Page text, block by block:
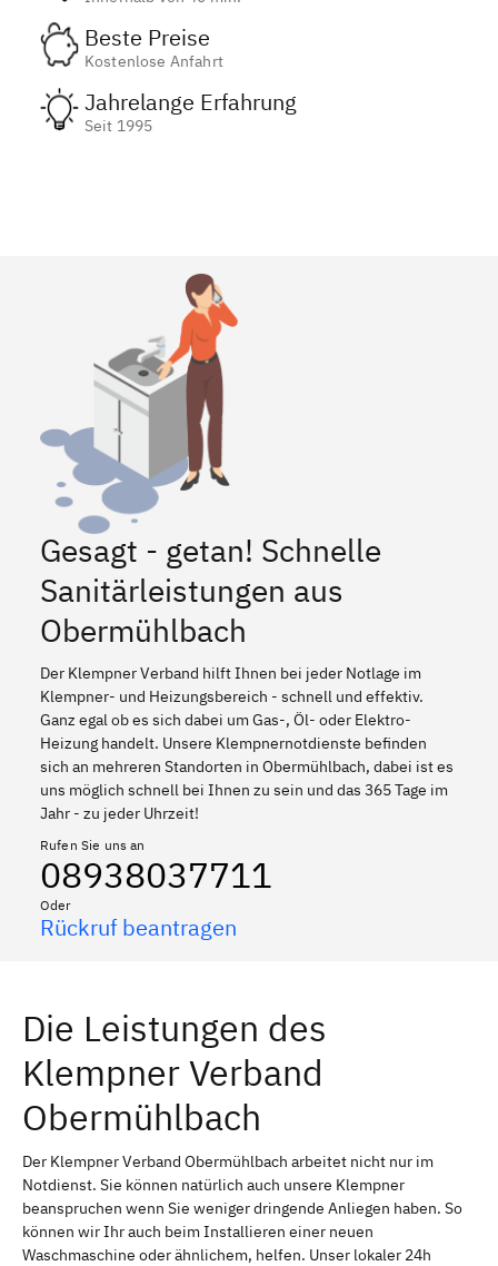
Beste Preise
Kostenlose Anfahrt
Jahrelange Erfahrung
Seit 1995
Gesagt - getan! Schnelle
Sanitärleistungen aus
Obermühlbach
Der Klempner Verband hilft Ihnen bei jeder Notlage im
Klempner- und Heizungsbereich - schnell und effektiv.
Ganz egal ob es sich dabei um Gas-, Öl- oder Elektro-
Heizung handelt. Unsere Klempnernotdienste befinden
sich an mehreren Standorten in Obermühlbach, dabei ist es
uns möglich schnell bei Ihnen zu sein und das 365 Tage im
Jahr - zu jeder Uhrzeit!
Rufen Sie uns an
08938037711
Oder
Rückruf beantragen
Die Leistungen des
Klempner Verband
Obermühlbach
Der Klempner Verband Obermühlbach arbeitet nicht nur im
Notdienst. Sie können natürlich auch unsere Klempner
beanspruchen wenn Sie weniger dringende Anliegen haben. So
können wir Ihr auch beim Installieren einer neuen
Waschmaschine oder ähnlichem, helfen. Unser lokaler 24h